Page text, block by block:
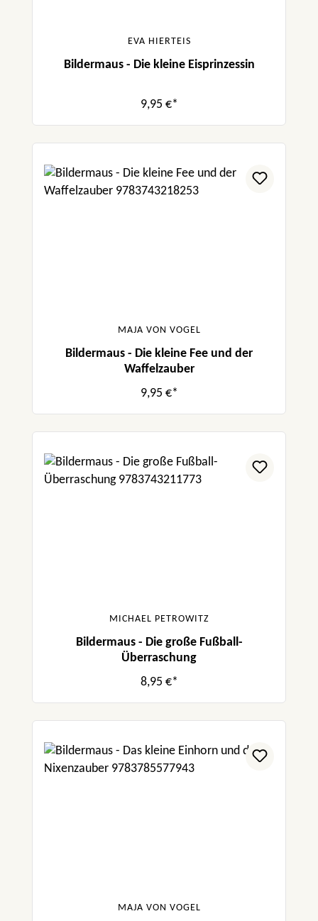
EVA HIERTEIS
Bildermaus - Die kleine Eisprinzessin
9,95 €*
MAJA VON VOGEL
Bildermaus - Die kleine Fee und der
Waffelzauber
9,95 €*
MICHAEL PETROWITZ
Bildermaus - Die große Fußball-
Überraschung
8,95 €*
MAJA VON VOGEL